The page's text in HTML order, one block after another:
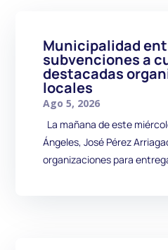
Municipalidad
subvenciones a
destacadas
locales
Ago 5, 2026
La mañana de este
Ángeles, José Pérez
organizaciones para